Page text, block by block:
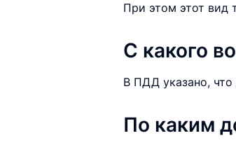
При этом этот вид
С какого
В ПДД указано, что
По каким